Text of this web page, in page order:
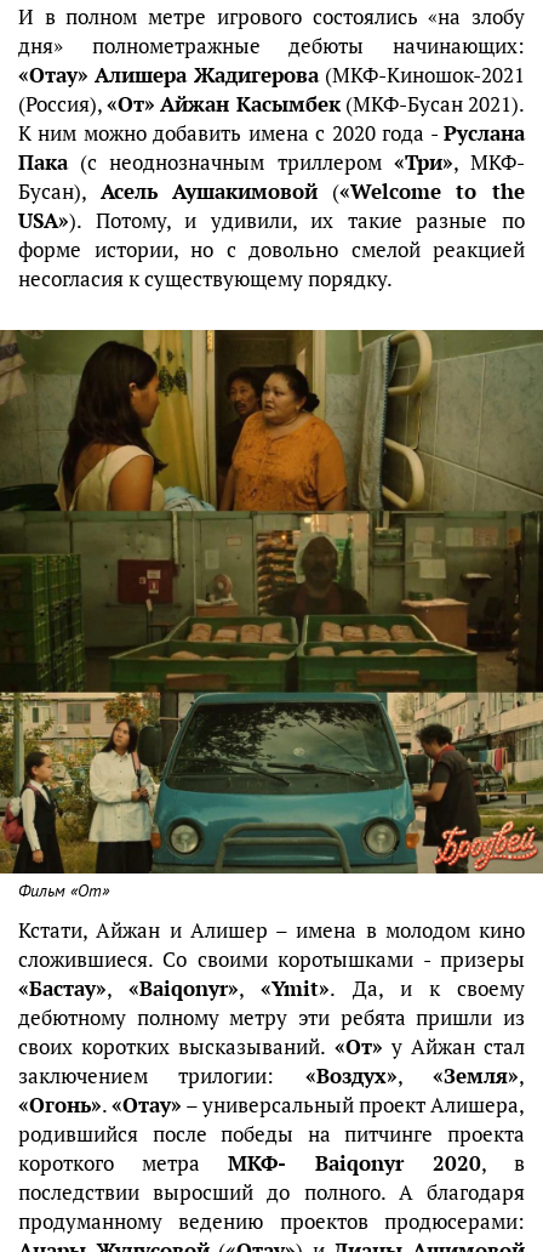
И в полном метре игрового состоялись «на злобу
дня» полнометражные дебюты начинающих:
«Отау» Алишера Жадигерова(МКФ-Киношок-2021
(Россия),«От» Айжан Касымбек(МКФ-Бусан 2021).
К ним можно добавить имена с 2020 года - Руслана
Пака(с неоднозначным триллером «Три», МКФ-
Бусан), Асель Аушакимовой («Welcome to the
USA»). Потому, и удивили, их такие разные по
форме истории, но с довольно смелой реакцией
несогласия к существующему порядку.
Фильм «От»
Кстати, Айжан и Алишер – имена в молодом кино
сложившиеся. Со своими коротышками - призеры
«Бастау»,«Baiqonyr»,«Ymit». Да, и к своему
дебютному полному метру эти ребята пришли из
своих коротких высказываний. «От» у Айжан стал
заключением трилогии: «Воздух»,«Земля»,
«Огонь».«Отау» – универсальный проект Алишера,
родившийся после победы на питчинге проекта
короткого метраМКФ- Baiqonyr 2020, в
последствии выросший до полного. А благодаря
продуманному ведению проектов продюсерами: